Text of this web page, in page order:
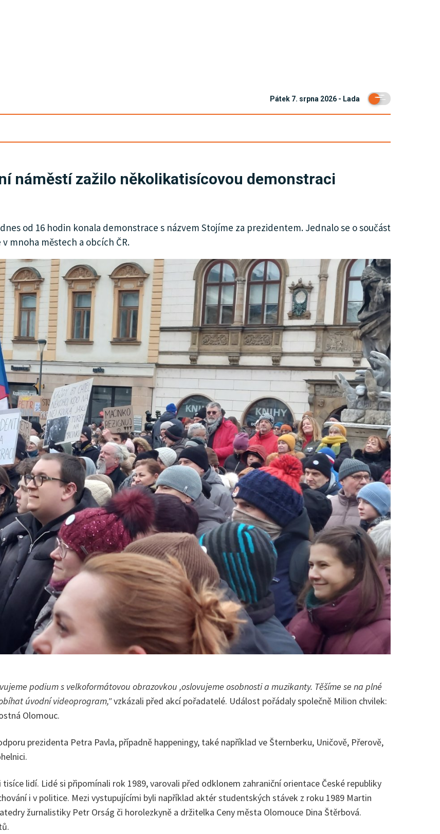
Pátek 7. srpna 2026 - Lada
náměstí zažilo několikatisícovou demonstraci
od 16 hodin konala demonstrace s názvem Stojíme za prezidentem. Jednalo se o součást
mnoha městech a obcích ČR.
podium s velkoformátovou obrazovkou ,oslovujeme osobnosti a muzikanty. Těšíme se na plné
úvodní videoprogram,"vzkázali před akcí pořadatelé. Událost pořádaly společně Milion chvilek:
Olomouc.
prezidenta Petra Pavla, případně happeningy, také například ve Šternberku, Uničově, Přerově,
lidí. Lidé si připomínali rok 1989, varovali před odklonem zahraniční orientace České republiky
i v politice. Mezi vystupujícími byli například aktér studentských stávek z roku 1989 Martin
žurnalistiky Petr Orság či horolezkyně a držitelka Ceny města Olomouce Dina Štěrbová.